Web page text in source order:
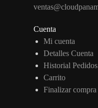
Cuenta
Mi cuenta
Detalles Cuenta
Historial Pedidos
Carrito
Finalizar compra